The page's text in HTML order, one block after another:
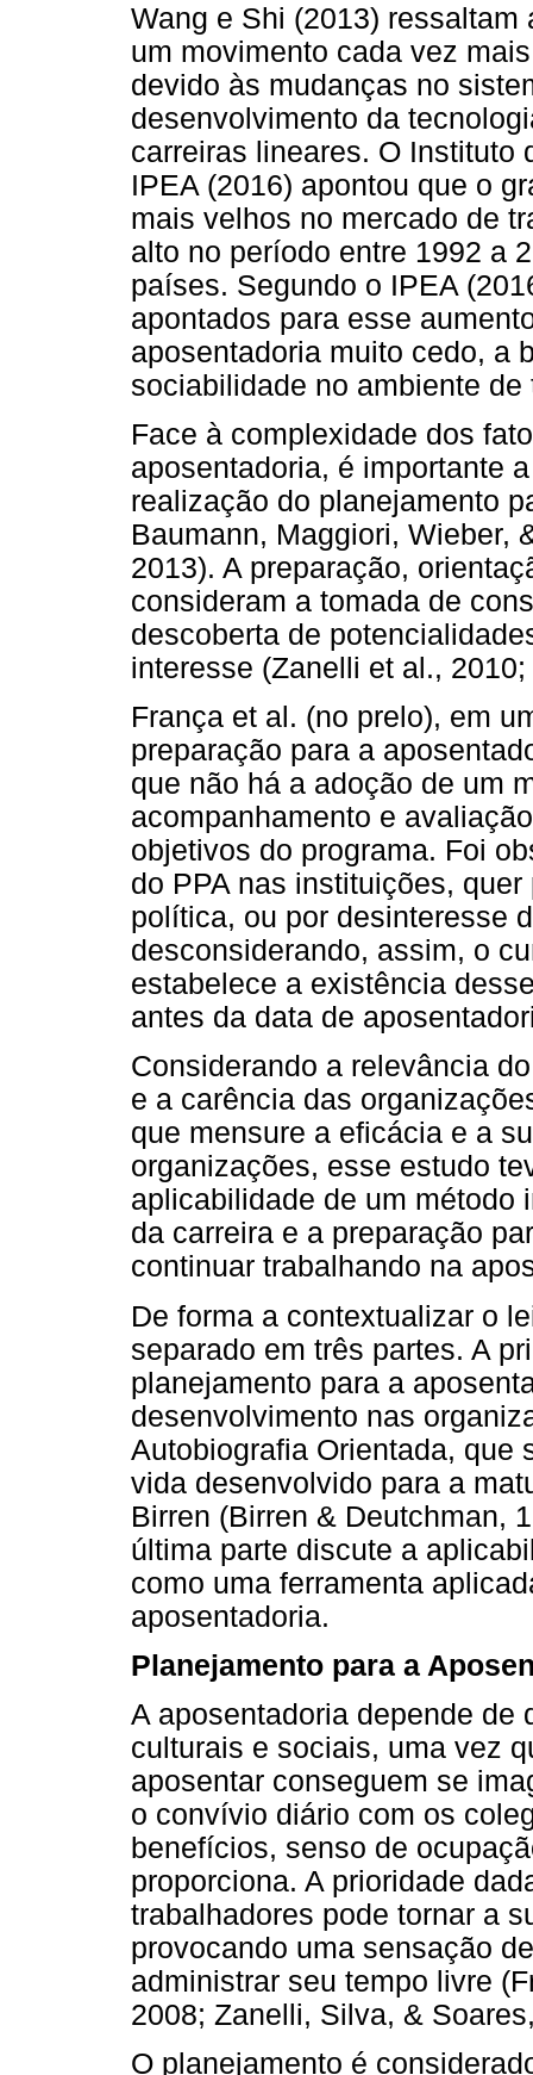
Wang e Shi (2013)
um movimento cada vez
devido às mudanças no
desenvolvimento da
carreiras lineares. O Instituto
IPEA (2016) apontou que o
mais velhos no mercado de
alto no período entre 1992 a
países. Segundo o IPEA
apontados para esse
aposentadoria muito cedo, a
sociabilidade no ambiente de
Face à complexidade dos
aposentadoria, é importante
realização do planejamento
Baumann, Maggiori, Wieber,
2013). A preparação,
consideram a tomada de
descoberta de
interesse (Zanelli et al.,
França et al. (no prelo), em
preparação para a
que não há a adoção de um
acompanhamento e
objetivos do programa. Foi
do PPA nas instituições,
política, ou por desinteresse
desconsiderando, assim, o
estabelece a existência
antes da data de
Considerando a relevância
e a carência das
que mensure a eficácia e a
organizações, esse estudo
aplicabilidade de um método
da carreira e a preparação
continuar trabalhando na
De forma a contextualizar o
separado em três partes. A
planejamento para a
desenvolvimento nas
Autobiografia Orientada, que
vida desenvolvido para a
Birren (Birren & Deutchman,
última parte discute a
como uma ferramenta
aposentadoria.
Planejamento para a
A aposentadoria depende
culturais e sociais, uma vez
aposentar conseguem se
o convívio diário com os
benefícios, senso de
proporciona. A prioridade
trabalhadores pode tornar a
provocando uma sensação
administrar seu tempo livre
2008; Zanelli, Silva, &
O planejamento é